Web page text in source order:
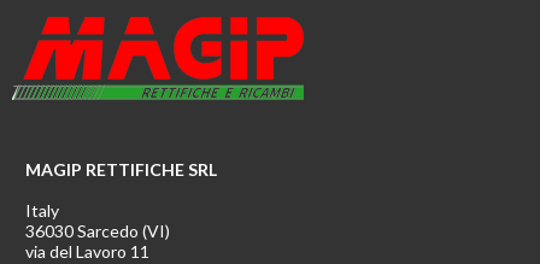
MAGIP RETTIFICHE SRL
Italy
36030 Sarcedo (VI)
via del Lavoro 11